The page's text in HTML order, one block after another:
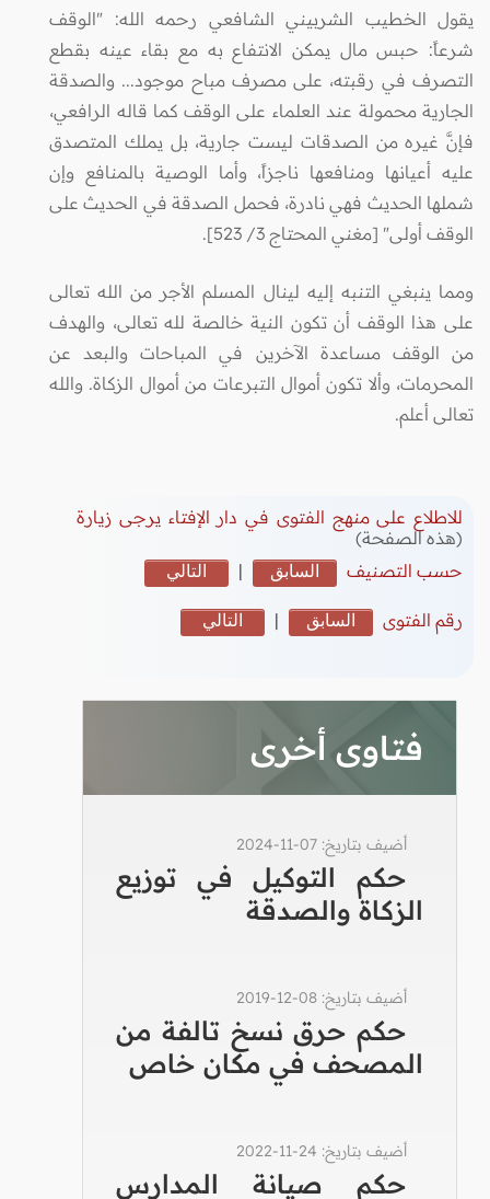
يقول الخطيب الشربيني الشافعي رحمه الله: "الوقف
شرعاً: حبس مال يمكن الانتفاع به مع بقاء عينه بقطع
التصرف في رقبته، على مصرف مباح موجود... والصدقة
الجارية محمولة عند العلماء على الوقف كما قاله الرافعي،
فإنَّ غيره من الصدقات ليست جارية، بل يملك المتصدق
عليه أعيانها ومنافعها ناجزاً، وأما الوصية بالمنافع وإن
شملها الحديث فهي نادرة، فحمل الصدقة في الحديث على
الوقف أولى" [مغني المحتاج 3/ 523].
ومما ينبغي التنبه إليه لينال المسلم الأجر من الله تعالى
على هذا الوقف أن تكون النية خالصة لله تعالى، والهدف
من الوقف مساعدة الآخرين في المباحات والبعد عن
المحرمات، وألا تكون أموال التبرعات من أموال الزكاة. والله
تعالى أعلم.
للاطلاع على منهج الفتوى في دار الإفتاء يرجى زيارة
(هذه الصفحة)
حسب التصنيف
السابق | التالي
رقم الفتوى السابق | التالي
فتاوى أخرى
أضيف بتاريخ: 07-11-2024
حكم التوكيل في توزيع
الزكاة والصدقة
أضيف بتاريخ: 08-12-2019
حكم حرق نسخ تالفة من
المصحف في مكان خاص
أضيف بتاريخ: 24-11-2022
حكم صيانة المدارس